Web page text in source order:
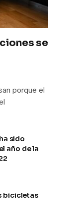
se
porque el
sido
año de la
bicicletas